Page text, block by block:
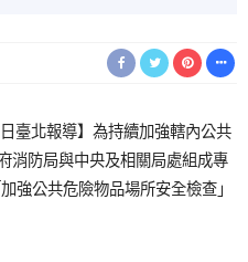
臺北報導】為持續加強轄內公共
消防局與中央及相關局處組成專
強公共危險物品場所安全檢查」